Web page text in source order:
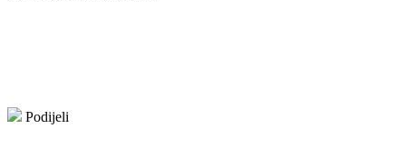
Podijeli